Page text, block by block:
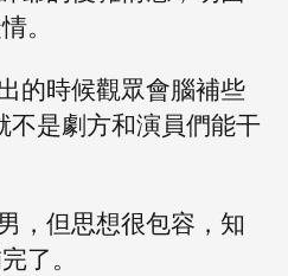
。
的時候觀眾會腦補些
不是劇方和演員們能干
，但思想很包容，知
了。